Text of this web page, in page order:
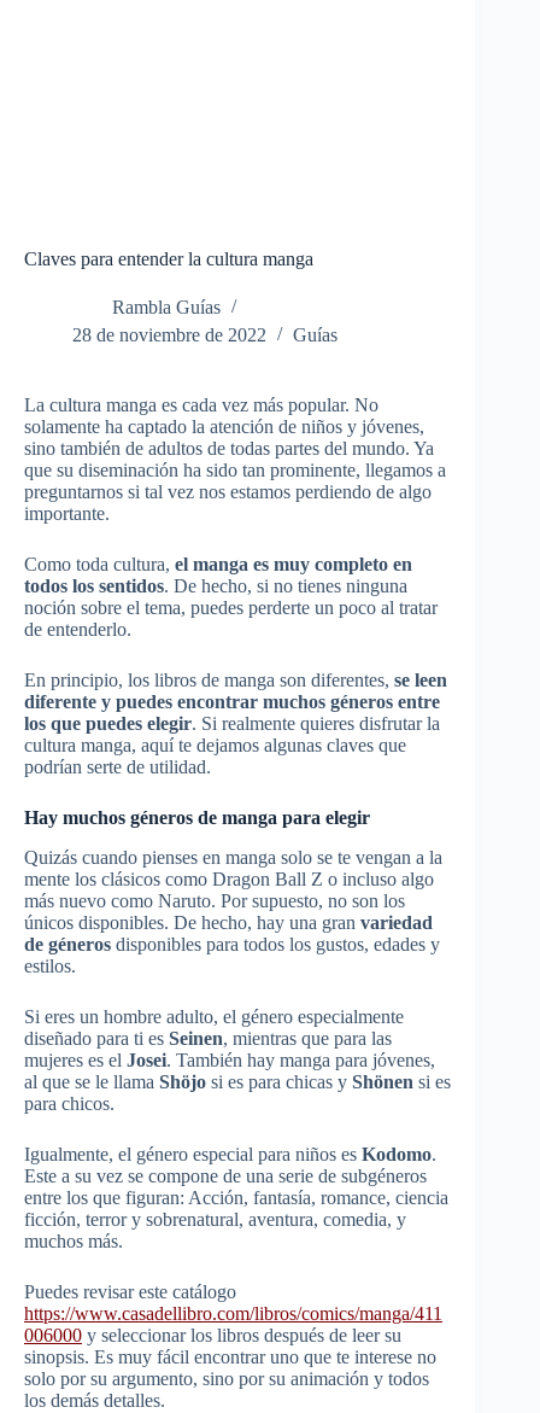
Claves para entender la cultura manga
Rambla Guías
28 de noviembre de 2022
Guías
La cultura manga es cada vez más popular. No
solamente ha captado la atención de niños y jóvenes,
sino también de adultos de todas partes del mundo. Ya
que su diseminación ha sido tan prominente, llegamos a
preguntarnos si tal vez nos estamos perdiendo de algo
importante.
Como toda cultura, el manga es muy completo en
todos los sentidos. De hecho, si no tienes ninguna
noción sobre el tema, puedes perderte un poco al tratar
de entenderlo.
En principio, los libros de manga son diferentes, se leen
diferente y puedes encontrar muchos géneros entre
los que puedes elegir. Si realmente quieres disfrutar la
cultura manga, aquí te dejamos algunas claves que
podrían serte de utilidad.
Hay muchos géneros de manga para elegir
Quizás cuando pienses en manga solo se te vengan a la
mente los clásicos como Dragon Ball Z o incluso algo
más nuevo como Naruto. Por supuesto, no son los
únicos disponibles. De hecho, hay una gran variedad
de géneros disponibles para todos los gustos, edades y
estilos.
Si eres un hombre adulto, el género especialmente
diseñado para ti es Seinen, mientras que para las
mujeres es el Josei. También hay manga para jóvenes,
al que se le llama Shöjo si es para chicas y Shönen si es
para chicos.
Igualmente, el género especial para niños es Kodomo.
Este a su vez se compone de una serie de subgéneros
entre los que figuran: Acción, fantasía, romance, ciencia
ficción, terror y sobrenatural, aventura, comedia, y
muchos más.
Puedes revisar este catálogo
https://www.casadellibro.com/libros/comics/manga/411
006000 y seleccionar los libros después de leer su
sinopsis. Es muy fácil encontrar uno que te interese no
solo por su argumento, sino por su animación y todos
los demás detalles.